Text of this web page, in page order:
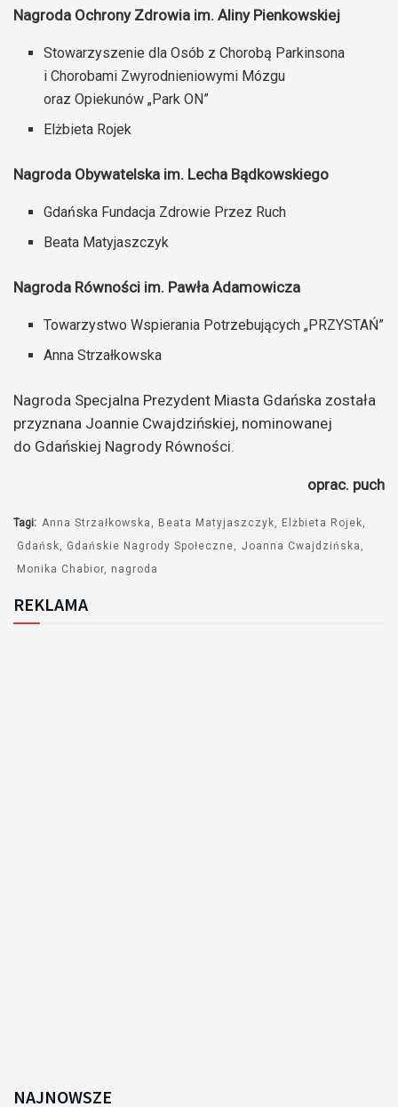
Nagroda Ochrony Zdrowia im. Aliny Pienkowskiej
Stowarzyszenie dla Osób z Chorobą Parkinsona
i Chorobami Zwyrodnieniowymi Mózgu
oraz Opiekunów „Park ON”
Elżbieta Rojek
Nagroda Obywatelska im. Lecha Bądkowskiego
Gdańska Fundacja Zdrowie Przez Ruch
Beata Matyjaszczyk
Nagroda Równości im. Pawła Adamowicza
Towarzystwo Wspierania Potrzebujących „PRZYSTAŃ”
Anna Strzałkowska
Nagroda Specjalna Prezydent Miasta Gdańska została
przyznana Joannie Cwajdzińskiej, nominowanej
do Gdańskiej Nagrody Równości.
oprac. puch
Tagi: Anna Strzałkowska Beata Matyjaszczyk
Elżbieta Rojek
Gdańsk
Gdańskie Nagrody Społeczne
Joanna Cwajdzińska
Monika Chabior
nagroda
REKLAMA
NAJNOWSZE